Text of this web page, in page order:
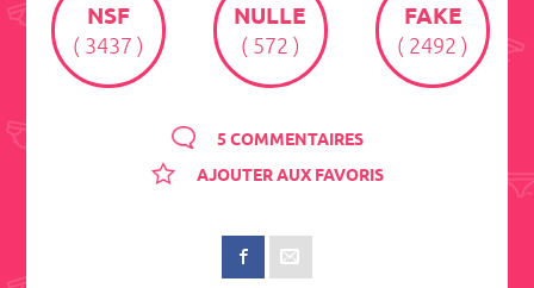
NSF
( 3437 )
NULLE
( 572 )
FAKE
( 2492 )
5 COMMENTAIRES
AJOUTER AUX FAVORIS